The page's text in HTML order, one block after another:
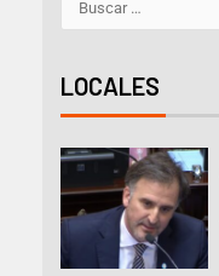
LOCALES